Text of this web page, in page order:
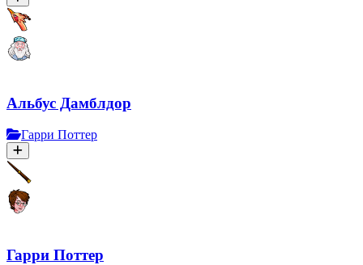
Альбус Дамблдор
Гарри Поттер
Гарри Поттер